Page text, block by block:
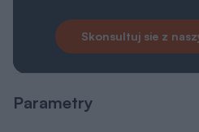
Skonsultuj sie z
Parametry